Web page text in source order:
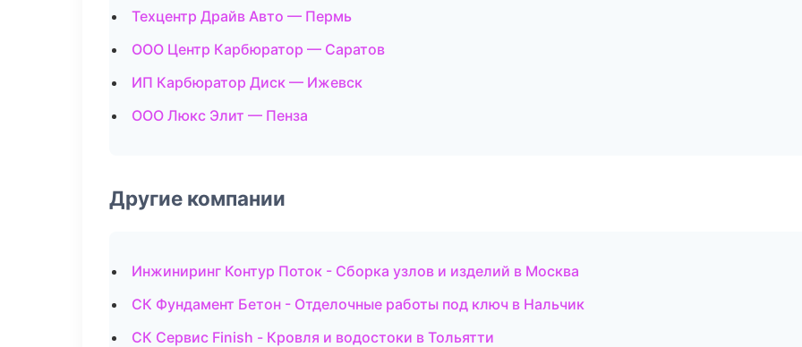
Техцентр Драйв Авто — Пермь
ООО Центр Карбюратор — Саратов
ИП Карбюратор Диск — Ижевск
ООО Люкс Элит — Пенза
Другие компании
Инжиниринг Контур Поток - Сборка узлов и изделий в Москва
СК Фундамент Бетон - Отделочные работы под ключ в Нальчик
СК Сервис Finish - Кровля и водостоки в Тольятти